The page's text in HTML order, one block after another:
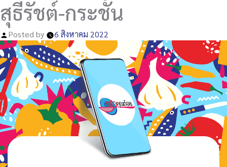
สุธีรัชต์-กระชั้น
Posted by 6 สิงหาคม 2022